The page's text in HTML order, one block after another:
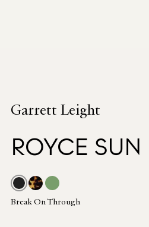
Garrett Leight
ROYCE SUN
Break On Through